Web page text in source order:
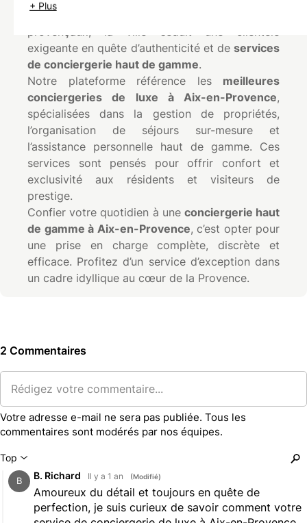
+ Plus
pavées, ses hôtels particuliers et ses marchés
exigeante en quête d’authenticité et de services
de conciergerie haut de gamme.
Notre plateforme référence les meilleures
conciergeries de luxe à Aix-en-Provence,
spécialisées dans la gestion de propriétés,
l’organisation de séjours sur-mesure et
l’assistance personnelle haut de gamme. Ces
services sont pensés pour offrir confort et
exclusivité aux résidents et visiteurs de
prestige.
Confier votre quotidien à une conciergerie haut
de gamme à Aix-en-Provence, c’est opter pour
une prise en charge complète, discrète et
efficace. Profitez d’un service d’exception dans
un cadre idyllique au cœur de la Provence.